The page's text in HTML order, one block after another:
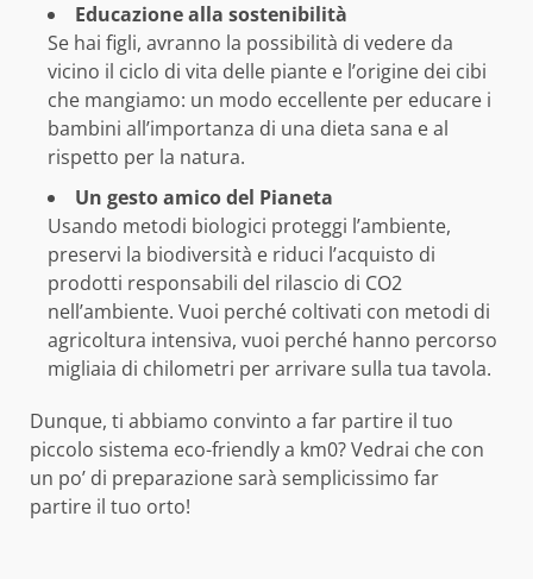
Educazione alla sostenibilità
Se hai figli, avranno la possibilità di vedere da
vicino il ciclo di vita delle piante e l’origine dei cibi
che mangiamo: un modo eccellente per educare i
bambini all’importanza di una dieta sana e al
rispetto per la natura.
Un gesto amico del Pianeta
Usando metodi biologici proteggi l’ambiente,
preservi la biodiversità e riduci l’acquisto di
prodotti responsabili del rilascio di CO2
nell’ambiente. Vuoi perché coltivati con metodi di
agricoltura intensiva, vuoi perché hanno percorso
migliaia di chilometri per arrivare sulla tua tavola.
Dunque, ti abbiamo convinto a far partire il tuo
piccolo sistema eco-friendly a km0? Vedrai che con
un po’ di preparazione sarà semplicissimo far
partire il tuo orto!